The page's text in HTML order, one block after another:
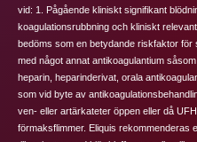
vid: 1. Pågående kliniskt signifikant
koagulationsrubbning och kliniskt
bedöms som en betydande riskfaktor för
med något annat antikoagulantium
heparin, heparinderivat, orala
som vid byte av
ven- eller artärkateter öppen eller då
förmaksflimmer. Eliquis rekommenderas